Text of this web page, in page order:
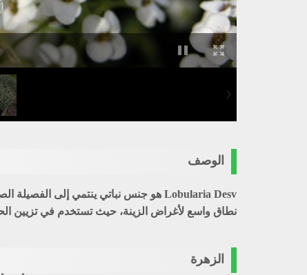
الوصف
نطاق واسع لأغراض الزينة، حيث تستخدم في تزيين
الزهرة